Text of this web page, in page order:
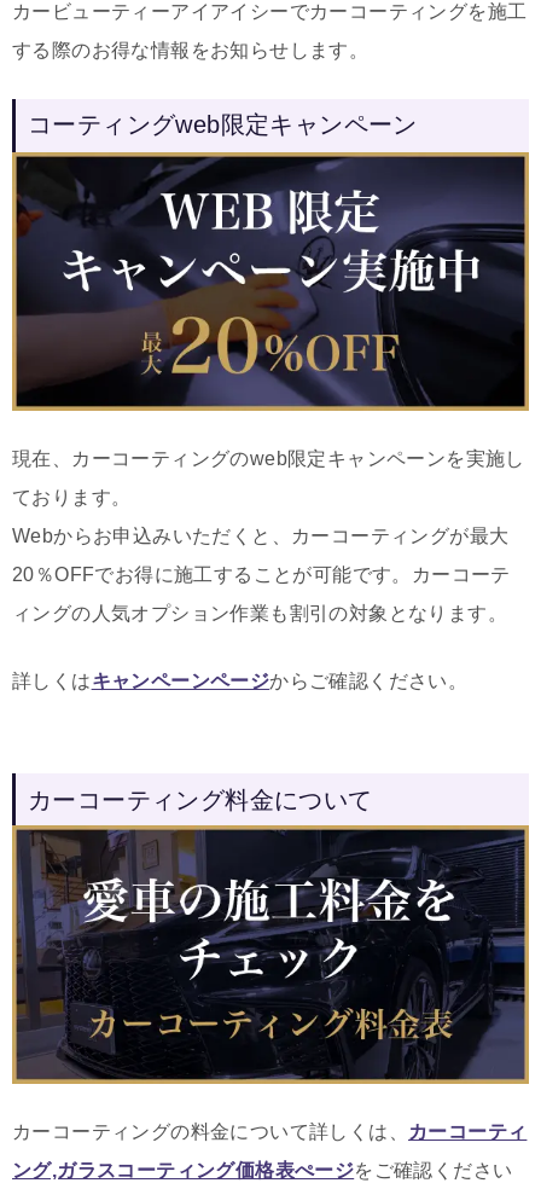
カービューティーアイアイシーでカーコーティングを施工
する際のお得な情報をお知らせします。
コーティングweb限定キャンペーン
現在、カーコーティングのweb限定キャンペーンを実施し
ております。
Webからお申込みいただくと、カーコーティングが最大
20％OFFでお得に施工することが可能です。カーコーテ
ィングの人気オプション作業も割引の対象となります。
詳しくはキャンペーンページからご確認ください。
カーコーティング料金について
カーコーティングの料金について詳しくは、 カーコーティ
ング,ガラスコーティング価格表ぺージをご確認ください